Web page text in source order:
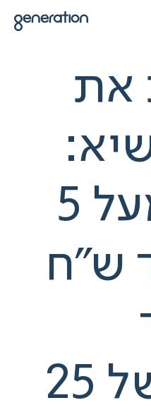
את
בשיא:
נכסים מעל 5
ש"ח
רבעוני של 25